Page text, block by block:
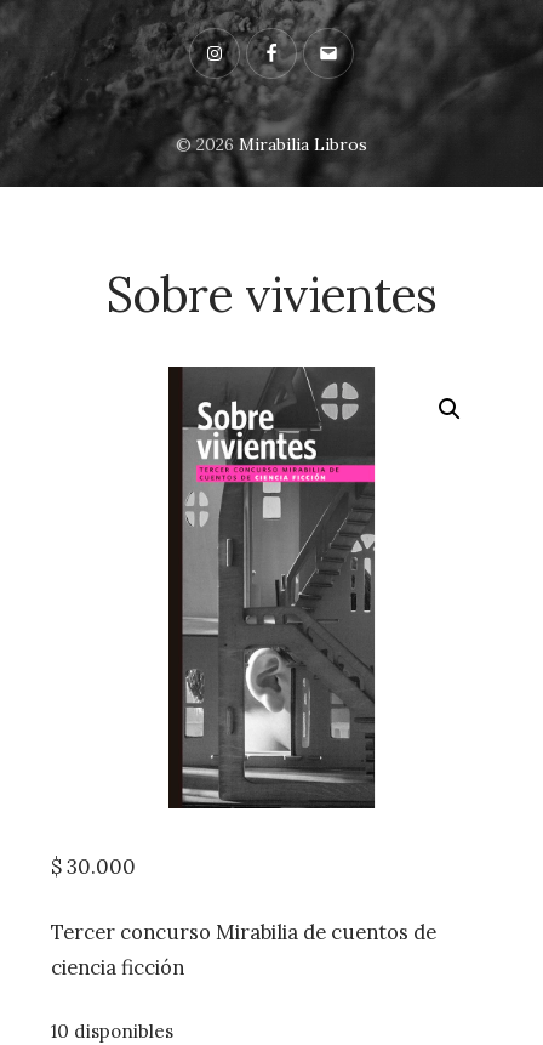
InstagramFacebook
Email
© 2026 Mirabilia Libros
Sobre vivientes
$30.000
Tercer concurso Mirabilia de cuentos de
ciencia ficción
10 disponibles